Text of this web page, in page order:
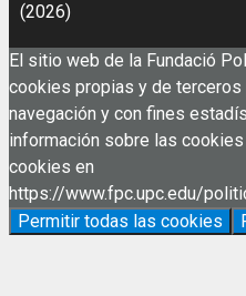
(2026)
El sitio web de la Fundació
cookies propias y de terceros
navegación y con fines
información sobre las
cookies en
https://www.fpc.upc.edu/
Permitir todas las cookies